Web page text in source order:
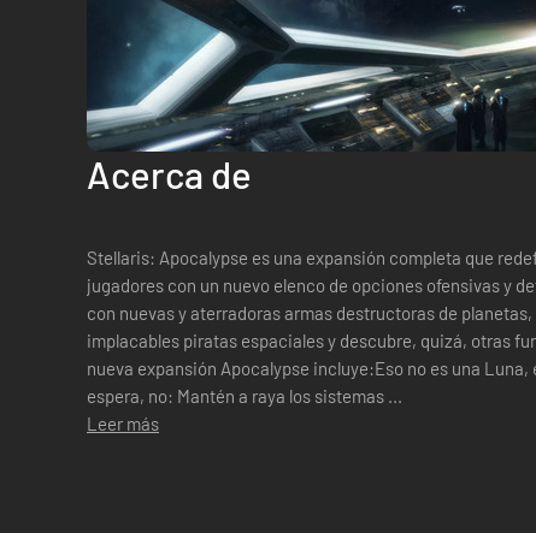
Acerca de
Stellaris: Apocalypse es una expansión completa que
jugadores con un nuevo elenco de opciones ofensivas y
con nuevas y aterradoras armas destructoras de
implacables piratas espaciales y descubre, quizá, otras
nueva expansión Apocalypse incluye:Eso no es una
espera, no: Mantén a raya los sistemas ...
Leer más